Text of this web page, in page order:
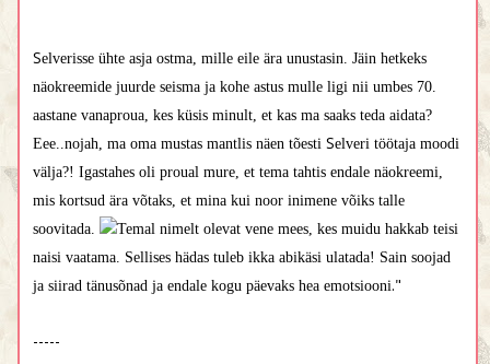
Selverisse ühte asja ostma, mille eile ära unustasin. Jäin hetkeks
näokreemide juurde seisma ja kohe astus mulle ligi nii umbes 70.
aastane vanaproua, kes küsis minult, et kas ma saaks teda aidata?
Eee..nojah, ma oma mustas mantlis näen tõestiSelveri töötaja moodi
välja?! Igastahes oli proual mure, et tema tahtis endale näokreemi,
mis kortsud ära võtaks, et mina kui noor inimene võiks talle
soovitada.
Temal nimelt olevat vene mees, kes muidu hakkab teisi
naisi vaatama. Sellises hädas tuleb ikka abikäsi ulatada! Sain soojad
ja siirad tänusõnad ja endale kogu päevaks hea emotsiooni."
-----